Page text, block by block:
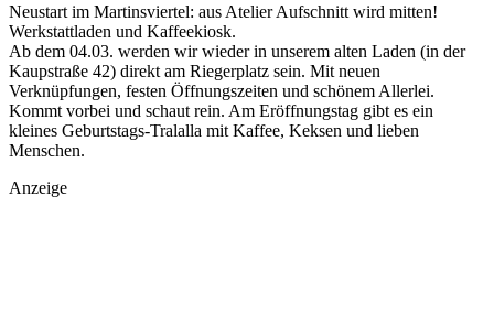
Neustart im Martinsviertel: aus Atelier Aufschnitt wird mitten!
Werkstattladen und Kaffeekiosk.
Ab dem 04.03. werden wir wieder in unserem alten Laden (in der
Kaupstraße 42) direkt am Riegerplatz sein. Mit neuen
Verknüpfungen, festen Öffnungszeiten und schönem Allerlei.
Kommt vorbei und schaut rein. Am Eröffnungstag gibt es ein
kleines Geburtstags-Tralalla mit Kaffee, Keksen und lieben
Menschen.
Anzeige